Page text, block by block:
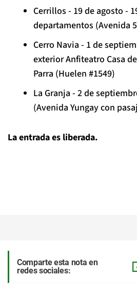
Cerrillos - 19 de agosto -
departamentos (Avenida
Cerro Navia - 1 de
exterior Anfiteatro Casa
Parra (Huelen #1549)
La Granja - 2 de
(Avenida Yungay con
La entrada es liberada.
Comparte esta nota en
redes sociales: